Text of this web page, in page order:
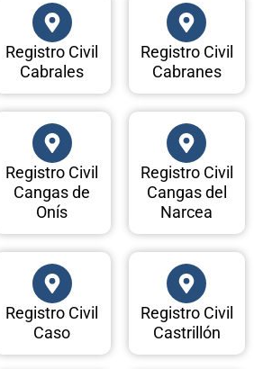
Registro Civil
Cabrales
Registro Civil
Cabranes
Registro Civil
Cangas de
Onís
Registro Civil
Cangas del
Narcea
Registro Civil
Caso
Registro Civil
Castrillón